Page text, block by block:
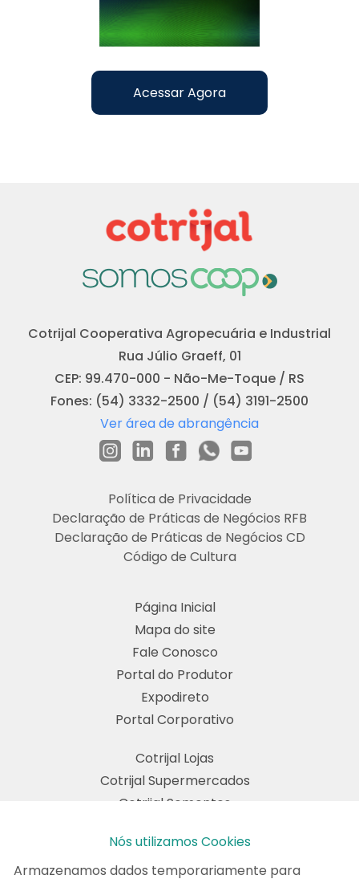
Acessar Agora
Cotrijal Cooperativa Agropecuária e Industrial
Rua Júlio Graeff, 01
CEP: 99.470-000 - Não-Me-Toque / RS
Fones: (54) 3332-2500 / (54) 3191-2500
Ver área de abrangência
Política de Privacidade
Declaração de Práticas de Negócios RFB
Declaração de Práticas de Negócios CD
Código de Cultura
Página Inicial
Mapa do site
Fale Conosco
Portal do Produtor
Expodireto
Portal Corporativo
Cotrijal Lojas
Cotrijal Supermercados
Cotrijal Sementes
Cotrijal TRR
Cotrijal Seguros
Nós utilizamos Cookies
Armazenamos dados temporariamente para
Para sua maior segurança, atualizamos a
Privacidadedo site. Ao continuar navegando na nossa